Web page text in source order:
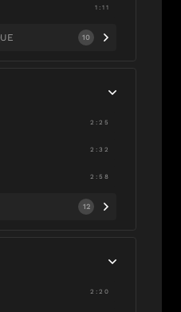
1:11
10
2:25
2:32
2:58
12
2:20